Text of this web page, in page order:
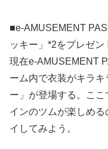
■e-AMUSEMENT
ッキー」*2をプレゼン
現在e-AMUSEMENT
ーム内で衣装がキラ
ー」が登場する。こ
インのツムが楽しめ
イしてみよう。